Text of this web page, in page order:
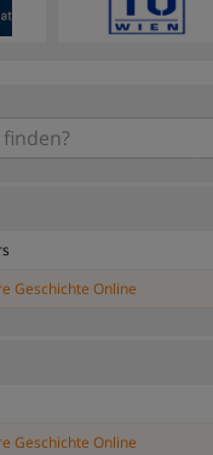
Geschichte Online
Geschichte Online